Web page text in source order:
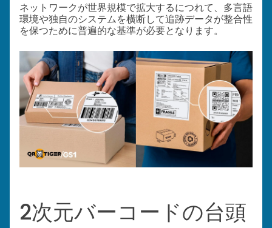
ネットワークが世界規模で拡大するにつれて、多言語
環境や独自のシステムを横断して追跡データが整合性
を保つために普遍的な基準が必要となります。
2次元バーコードの台頭